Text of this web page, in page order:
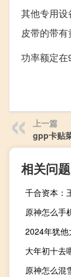
其他专用设
皮带的带
功率额定在
上一篇
gpp卡贴
相关问题
千合资本：
原神怎么手
2024年犹他
大年初十去
原神怎么混